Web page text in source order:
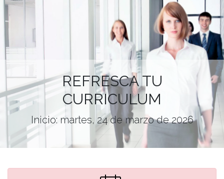
REFRESCA TU
CURRICULUM
Inicio: martes, 24 de marzo de 2026